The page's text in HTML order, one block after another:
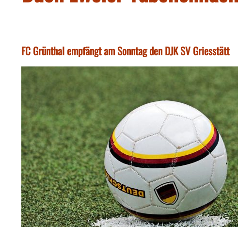
FC Grünthal empfängt am Sonntag den DJK SV Griesstätt